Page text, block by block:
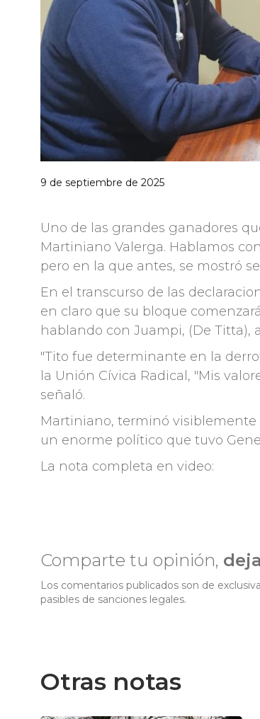
9 de septiembre de 2025
Uno de las grandes ganadores
Martiniano Valerga. Hablamos
pero en la que antes, se mostró
En el transcurso de las
en claro que su bloque
hablando con Juampi, (De Titta),
"Tito fue determinante en la
la Unión Cívica Radical, "Mis
señaló.
Martiniano, terminó visiblemente
un enorme político que tuvo
La nota completa en video:
Comparte tu opinión,
Los comentarios publicados son de
pasibles de sanciones legales.
Otras notas